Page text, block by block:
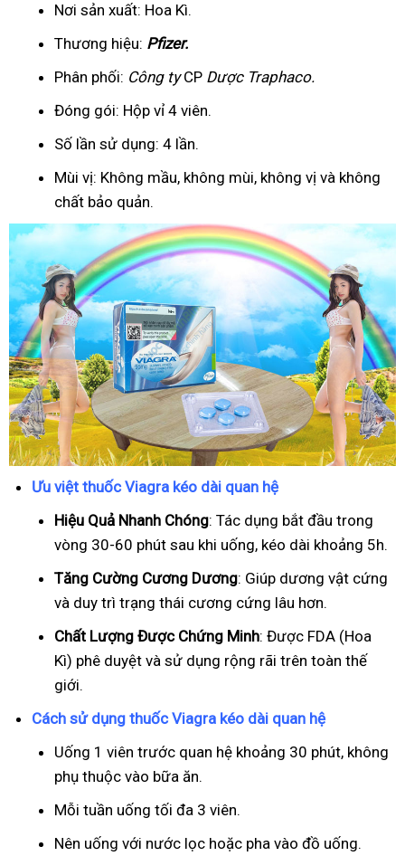
Nơi sản xuất: Hoa Kì.
Thương hiệu: Pfizer.
Phân phối: Công tyCP Dược Traphaco.
Đóng gói: Hộp vỉ 4 viên.
Số lần sử dụng: 4 lần.
Mùi vị: Không mầu, không mùi, không vị và không
chất bảo quản.
Ưu việt thuốc Viagra kéo dài quan hệ
Hiệu Quả Nhanh Chóng: Tác dụng bắt đầu trong
vòng 30-60 phút sau khi uống, kéo dài khoảng 5h.
Tăng Cường Cương Dương: Giúp dương vật cứng
và duy trì trạng thái cương cứng lâu hơn.
Chất Lượng Được Chứng Minh: Được FDA (Hoa
Kì) phê duyệt và sử dụng rộng rãi trên toàn thế
giới.
Cách sử dụng thuốc Viagra kéo dài quan hệ
Uống 1 viên trước quan hệ khoảng 30 phút, không
phụ thuộc vào bữa ăn.
Mỗi tuần uống tối đa 3 viên.
Nên uống với nước lọc hoặc pha vào đồ uống.